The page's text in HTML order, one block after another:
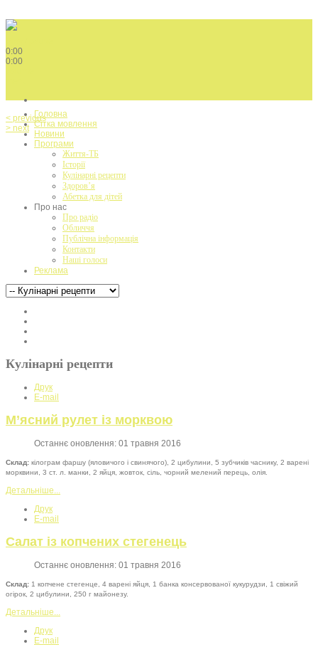
0:00
0:00
< previous
> next
Головна
Сітка мовлення
Новини
Програми
Життя-ТБ
Історії
Кулінарні рецепти
Здоров’я
Абетка для дітей
Про нас
Про радіо
Обличчя
Публічна інформація
Контакти
Наші голоси
Реклама
Кулінарні рецепти
Друк
E-mail
М’ясний рулет із морквою
Останнє оновлення: 01 травня 2016
Склад: кілограм фаршу (яловичого і свинячого), 2 цибулини, 5 зубчиків часнику, 2 варені
морквини, 3 ст. л. манки, 2 яйця, жовток, сіль, чорний мелений перець, олія.
Детальніше...
Друк
E-mail
Салат із копчених стегенець
Останнє оновлення: 01 травня 2016
Склад: 1 копчене стегенце, 4 варені яйця, 1 банка консервованої кукурудзи, 1 свіжий
огірок, 2 цибулини, 250 г майонезу.
Детальніше...
Друк
E-mail